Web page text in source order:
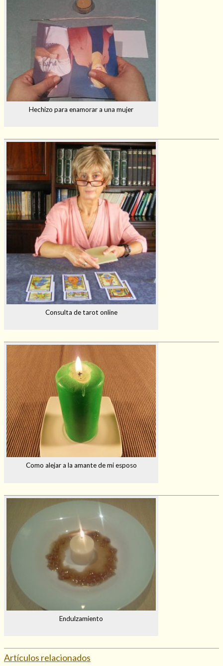
Hechizo para enamorar a una mujer
Consulta de tarot online
Como alejar a la amante de mi esposo
Endulzamiento
Artículos relacionados